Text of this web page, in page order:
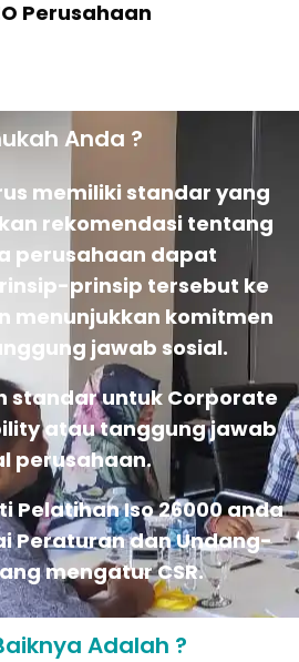
Perusahaan
Anda ?
memiliki standar yang
rekomendasi tentang
perusahaan dapat
prinsip tersebut ke
menunjukkan komitmen
jawab sosial.
standar untuk Corporate
atau tanggung jawab
perusahaan.
Pelatihan Iso 26000 anda
Peraturan dan Undang-
mengatur CSR.
Adalah ?